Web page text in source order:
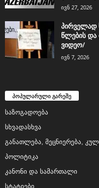
ივნ 27, 2026
პირველად
წლების და
ვიდეო/
ივნ 7, 2026
პოპულარული გარეშე
საზოგადოება
სხვადასხვა
განათლება, მეცნიერება,
პოლიტიკა
კანონი და სამართალი
სტატიები